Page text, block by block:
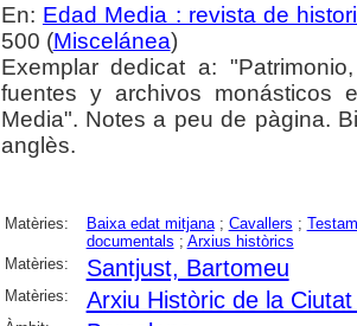
En: Edad Media : revista de
500 (Miscelánea)
Exemplar dedicat a:
fuentes y archivos monásticos
Media". Notes a peu de pàgina.
anglès.
Matèries: Baixa edat mitjana; Cavallers ;
documentals ; Arxius històrics
Matèries:
Santjust, Bartomeu
Matèries: Arxiu Històric de la